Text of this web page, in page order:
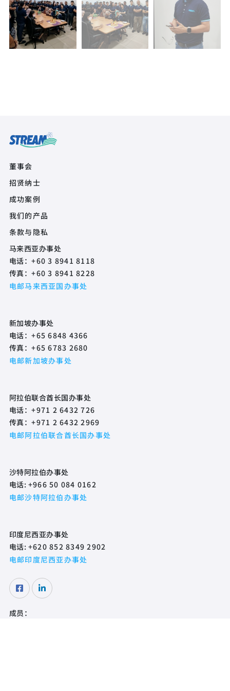
Quick Links
董事会
招贤纳士
Product Quick Links Footer
成功案例
我们的产品
Footer Policy
条款与隐私
马来西亚办事处
电话：+60 3 8941 8118
传真：+60 3 8941 8228
电邮马来西亚国办事处
新加坡办事处
电话：+65 6848 4366
传真：+65 6783 2680
电邮新加坡办事处
阿拉伯联合酋长国办事处
电话：+971 2 6432 726
传真：+971 2 6432 2969
电邮阿拉伯联合酋长国办事处
沙特阿拉伯办事处
电话: +966 50 084 0162
电邮沙特阿拉伯办事处
印度尼西亚办事处
电话: +620 852 8349 2902
电邮印度尼西亚办事处
成员：